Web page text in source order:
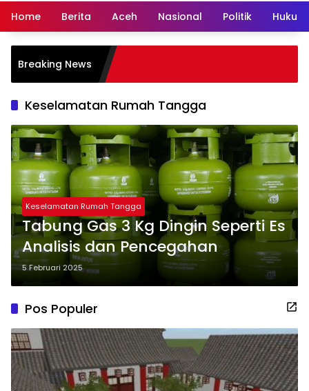
Home Berita Aceh Nasional Politik
Breaking News
Keselamatan Rumah Tangga
Keselamatan Rumah Tangga
Tabung Gas 3 Kg Dingin Seperti Es
Analisis dan Pencegahan
5 Februari 2025
Pos Populer